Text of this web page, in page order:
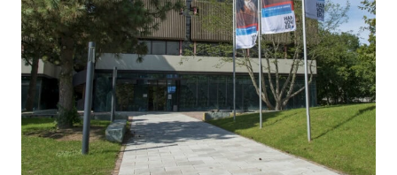
SV
FR
PT
TR
RU
FI